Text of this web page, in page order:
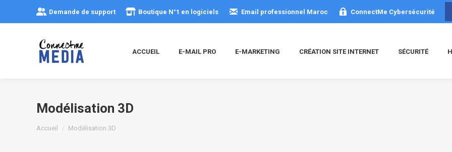
Demande de support Boutique N°1 en logiciels Email professionnel Maroc ConnectMe Cybersécurité
ACCUEIL E-MAIL PRO E-MARKETING CRÉATION SITE INTERNET SÉCURITÉ
Modélisation 3D
Vous êtes ici :
Accueil Modélisation 3D